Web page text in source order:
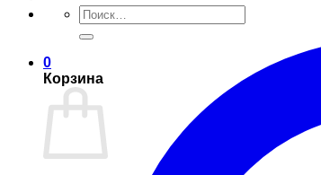
Искать:
0
Корзина